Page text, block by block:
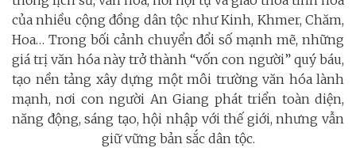
của nhiều cộng đồng dân tộc như Kinh, Khmer, Chăm,
Hoa… Trong bối cảnh chuyển đổi số mạnh mẽ, những
giá trị văn hóa này trở thành “vốn con người” quý báu,
tạo nền tảng xây dựng một môi trường văn hóa lành
mạnh, nơi con người An Giang phát triển toàn diện,
năng động, sáng tạo, hội nhập với thế giới, nhưng vẫn
giữ vững bản sắc dân tộc.